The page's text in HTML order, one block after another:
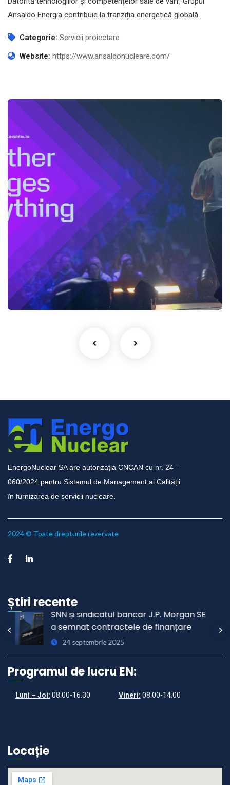
Ansaldo Energia contribuie la tranziția energetică globală.
Categorie: Servicii proiectare
Website: https://www.ansaldonucleare.com/
Despre AtkinsRéalis
Inginerie nucleara
EnergoNuclear SA are autorizația CNCAN cu nr. 24–
060/2024 pentru Sistemul de Management al Calității
în furnizarea de servicii nucleare.
2024 © Toate drepturile rezervate
Știri recente
A fost semnat contractul pentru
REACTOARELE 3 și 4
15 noiembrie 2024
Programul de lucru EN:
Luni – Joi: 08.00-16.30 Vineri: 08.00-14.00
Locație